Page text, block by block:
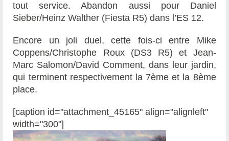
tout service. Abandon aussi pour Daniel
Sieber/Heinz Walther (Fiesta R5) dans l’ES 12.
Encore un joli duel, cette fois-ci entre Mike
Coppens/Christophe Roux (DS3 R5) et Jean-
Marc Salomon/David Comment, dans leur jardin,
qui terminent respectivement la 7ème et la 8ème
place.
[caption id="attachment_45165" align="alignleft"
width="300"]